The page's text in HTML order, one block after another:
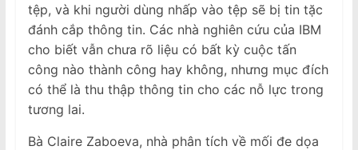
tệp, và khi người dùng nhấp vào tệp sẽ bị tin tặc
đánh cắp thông tin. Các nhà nghiên cứu của IBM
cho biết vẫn chưa rõ liệu có bất kỳ cuộc tấn
công nào thành công hay không, nhưng mục đích
có thể là thu thập thông tin cho các nỗ lực trong
tương lai.
Bà Claire Zaboeva, nhà phân tích về mối đe dọa